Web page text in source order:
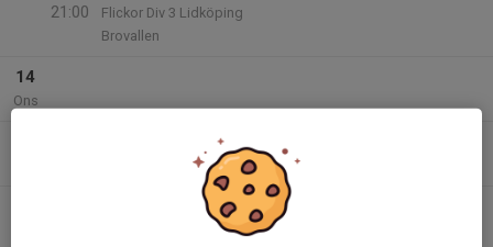
21:00
Flickor Div 3 Lidköping
Brovallen
14
Ons